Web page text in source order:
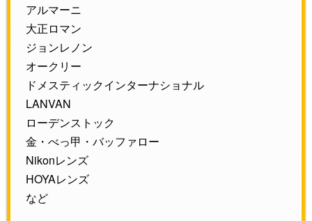
アルマーニ
大正ロマン
ジョンレノン
オークリー
ドメスティックインターナショナル
LANVAN
ローデンストック
金・べっ甲・バッファロー
Nikonレンズ
HOYAレンズ
など